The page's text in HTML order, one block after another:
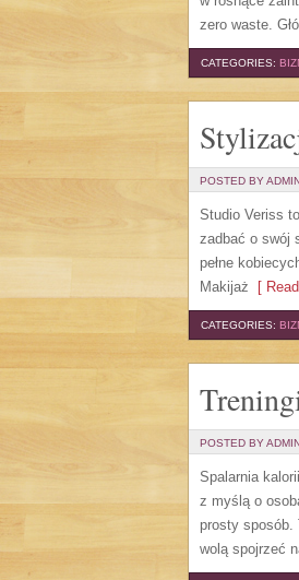
zero waste.
CATEGORIES:
POSTED BY
Studio Veriss
zadbać o swój
pełne
Makijaż [
CATEGORIES:
POSTED BY
Spalarnia
z myślą o
prosty sposób.
wolą spojrzeć